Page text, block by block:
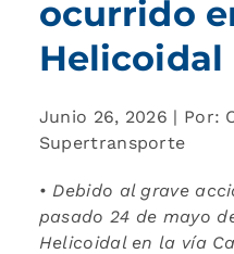
ocurrido
Junio 26, 2026 | Por:
Supertransporte
• Debido al grave
pasado 24 de mayo
Helicoidal en la vía